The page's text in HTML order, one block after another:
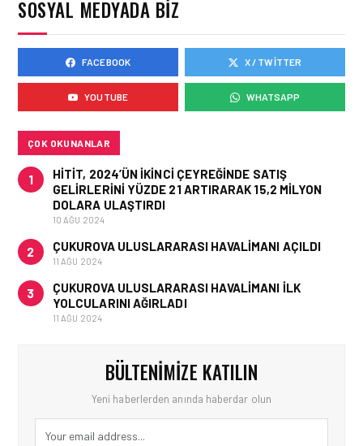
İŞ BIRLIĞI!
HAVAYOLU • 05 AĞU 2026
AIR ASTANA’DAN 2026
YILI İLK YARI FINANSAL
VE OPERASYONEL
SOSYAL MEDYADA BIZ
FACEBOOK X / TWITTER
YOUTUBE WHATSAPP
ÇOK OKUNANLAR
1
HITIT, 2024’ÜN IKINCI ÇEYREĞINDE SATIŞ
GELIRLERINI YÜZDE 21 ARTIRARAK 15,2 MILYON
DOLARA ULAŞTIRDI
10 AĞU 2024
2 ÇUKUROVA ULUSLARARASI HAVALIMANI AÇILDI
11 AĞU 2024
3
ÇUKUROVA ULUSLARARASI HAVALIMANI İLK
YOLCULARINI AĞIRLADI
11 AĞU 2024
BÜLTENIMIZE KATILIN
Yeni haberlerden anında haberdar olun